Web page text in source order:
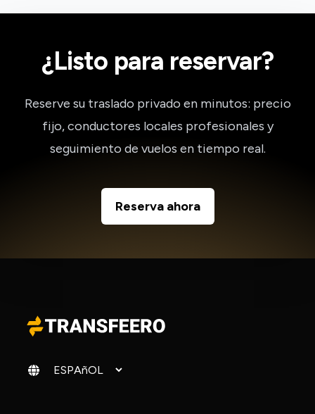
¿Listo para reservar?
Reserve su traslado privado en minutos: precio
fijo, conductores locales profesionales y
seguimiento de vuelos en tiempo real.
Reserva ahora
Cambiar idioma